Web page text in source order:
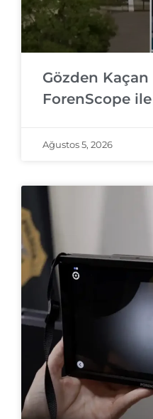
Gözden
ForenScope ile
Ağustos 5, 2026